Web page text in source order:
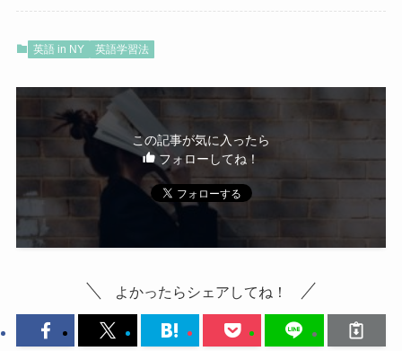
英語 in NY 英語学習法
この記事が気に入ったら
フォローしてね！
よかったらシェアしてね！